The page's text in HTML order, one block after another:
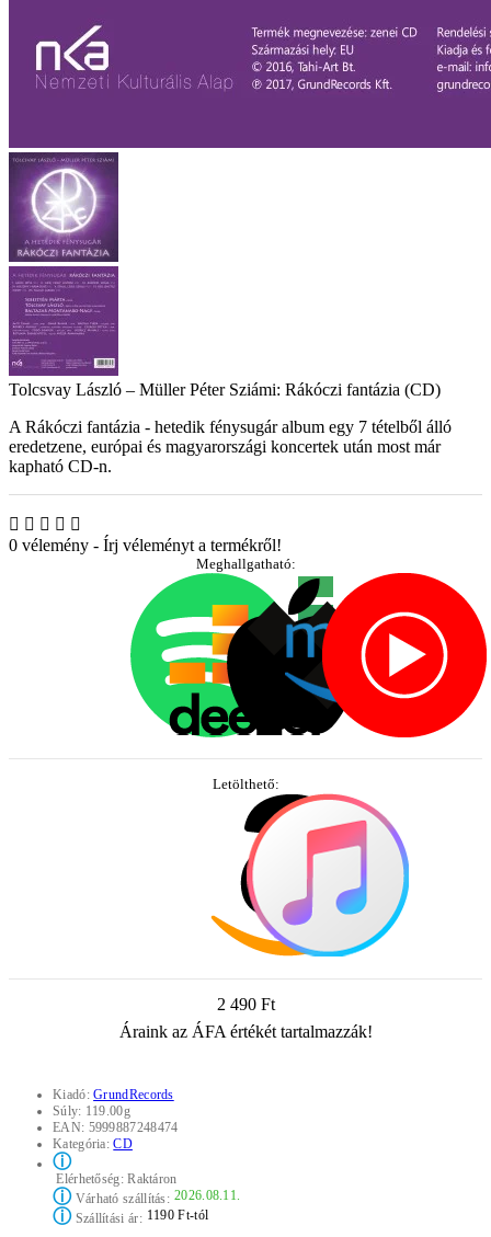
Tolcsvay László – Müller Péter Sziámi: Rákóczi fantázia (CD)
A Rákóczi fantázia - hetedik fénysugár album egy 7 tételből álló
eredetzene, európai és magyarországi koncertek után most már
kapható CD-n.
0 vélemény - Írj véleményt a termékről!
Meghallgatható:
Letölthető:
2 490 Ft
Áraink az ÁFA értékét tartalmazzák!
Kiadó:GrundRecords
Súly: 119.00g
EAN: 5999887248474
Kategória:CD
ⓘ
Elérhetőség:Raktáron
ⓘVárható szállítás: 2026.08.11.
ⓘSzállítási ár: 1190 Ft-tól